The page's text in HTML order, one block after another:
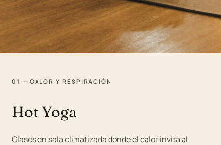
01 — CALOR Y RESPIRACIÓN
Hot Yoga
Clases en sala climatizada donde el calor invita al